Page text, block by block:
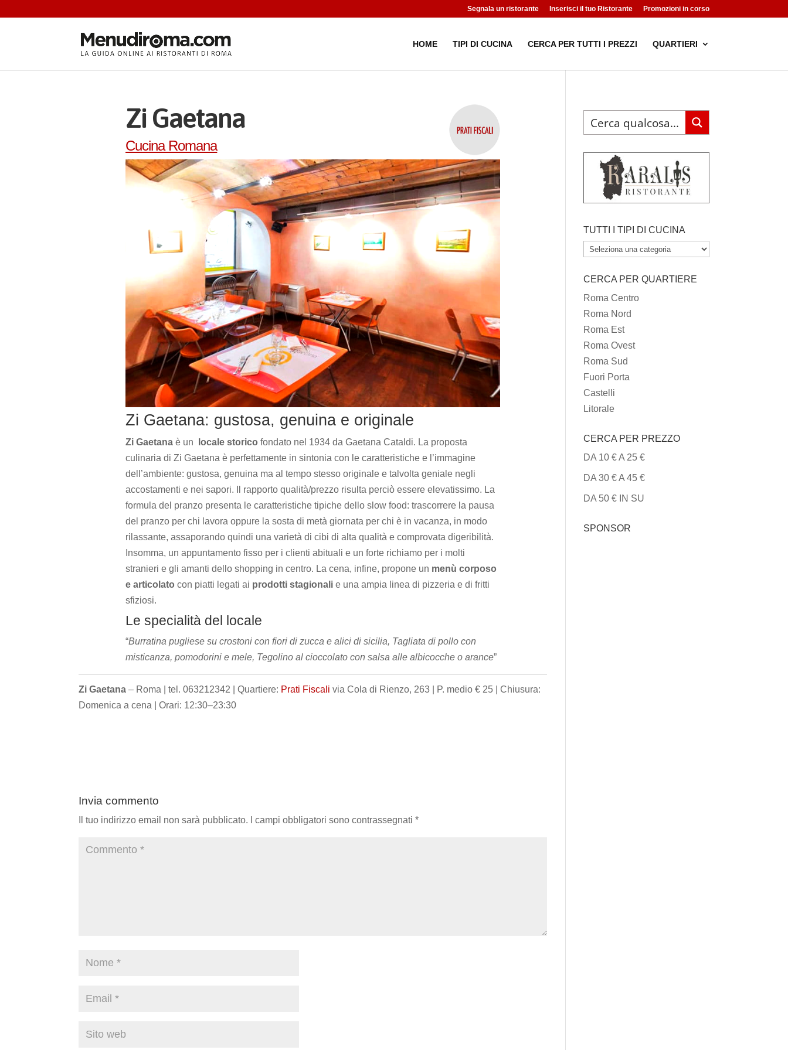
Segnala un ristorante Inserisci il tuo Ristorante Promozioni in corso
HOME TIPI DI CUCINA CERCA PER TUTTI I PREZZI QUARTIERI
Zi Gaetana
Cucina Romana
Zi Gaetana: gustosa, genuina e originale
Zi Gaetana è un locale storico fondato nel 1934 da Gaetana Cataldi. La proposta
culinaria di Zi Gaetana è perfettamente in sintonia con le caratteristiche e l’immagine
dell’ambiente: gustosa, genuina ma al tempo stesso originale e talvolta geniale negli
accostamenti e nei sapori. Il rapporto qualità/prezzo risulta perciò essere elevatissimo. La
formula del pranzo presenta le caratteristiche tipiche dello slow food: trascorrere la pausa
del pranzo per chi lavora oppure la sosta di metà giornata per chi è in vacanza, in modo
rilassante, assaporando quindi una varietà di cibi di alta qualità e comprovata digeribilità.
Insomma, un appuntamento fisso per i clienti abituali e un forte richiamo per i molti
stranieri e gli amanti dello shopping in centro. La cena, infine, propone un menù corposo
e articolato con piatti legati ai prodotti stagionali e una ampia linea di pizzeria e di fritti
sfiziosi.
Le specialità del locale
“Burratina pugliese su crostoni con fiori di zucca e alici di sicilia, Tagliata di pollo con
misticanza, pomodorini e mele, Tegolino al cioccolato con salsa alle albicocche o arance”
Zi Gaetana – Roma | tel. 063212342 | Quartiere: Prati Fiscali via Cola di Rienzo, 263 | P. medio € 25 | Chiusura:
Domenica a cena | Orari: 12:30–23:30
Invia commento
Il tuo indirizzo email non sarà pubblicato. I campi obbligatori sono contrassegnati*
TUTTI I TIPI DI CUCINA
TUTTI
TIPI
DI
CUCINA
CERCA PER QUARTIERE
Roma Centro
Roma Nord
Roma Est
Roma Ovest
Roma Sud
Fuori Porta
Castelli
Litorale
CERCA PER PREZZO
DA 10 € A 25 €
DA 30 € A 45 €
DA 50 € IN SU
SPONSOR